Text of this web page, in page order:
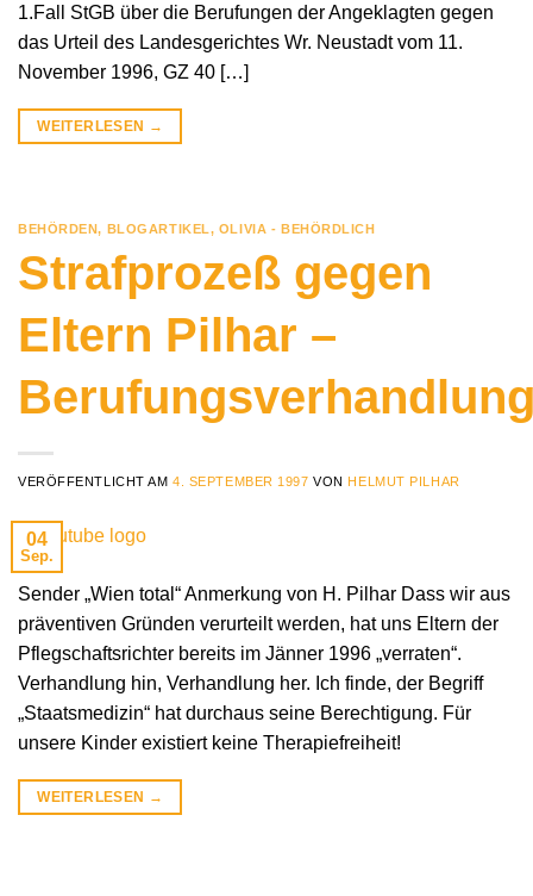
1.Fall StGB über die Berufungen der Angeklagten gegen
das Urteil des Landesgerichtes Wr. Neustadt vom 11.
November 1996, GZ 40 […]
WEITERLESEN →
BEHÖRDEN, BLOGARTIKEL, OLIVIA - BEHÖRDLICH
Strafprozeß gegen
Eltern Pilhar –
VERÖFFENTLICHT AM4. SEPTEMBER 1997 VON HELMUT PILHAR
04
Sep.
Sender „Wien total“ Anmerkung von H. Pilhar Dass wir aus
präventiven Gründen verurteilt werden, hat uns Eltern der
Pflegschaftsrichter bereits im Jänner 1996 „verraten“.
Verhandlung hin, Verhandlung her. Ich finde, der Begriff
„Staatsmedizin“ hat durchaus seine Berechtigung. Für
unsere Kinder existiert keine Therapiefreiheit!
WEITERLESEN →